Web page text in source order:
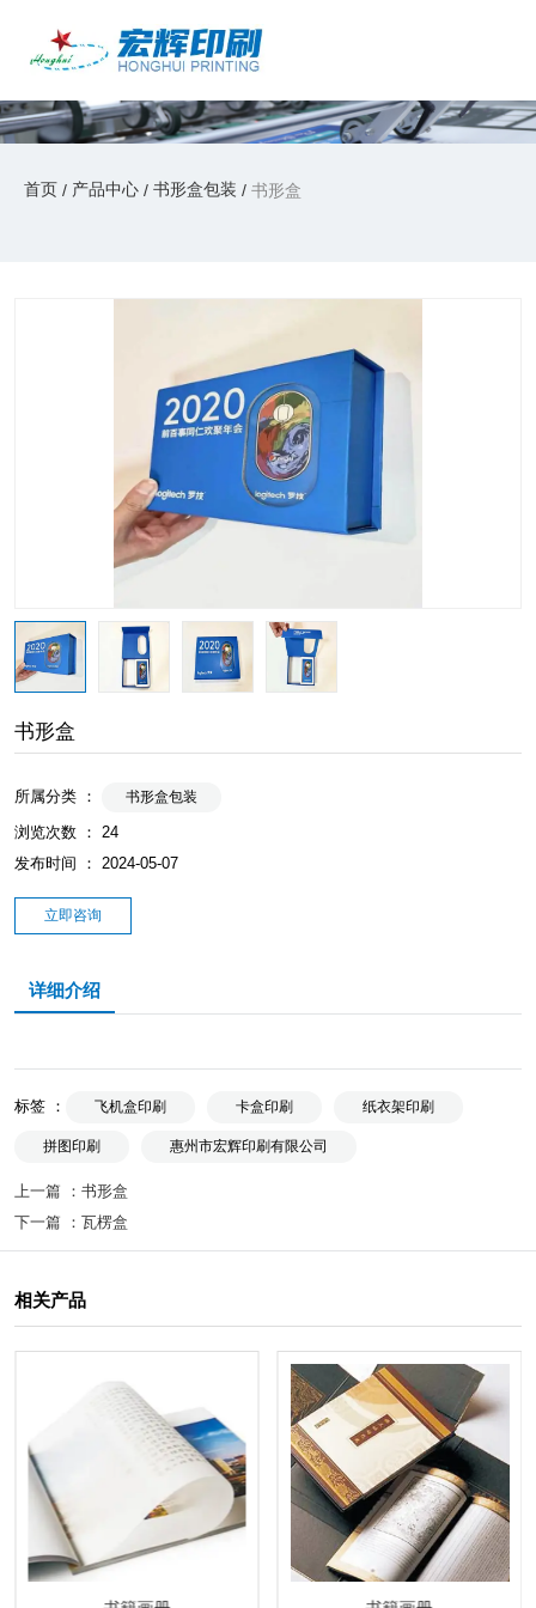
产品中心
首页/产品中心 /书形盒包装 /书形盒
产品中心
首页 / 产品中心 / 书形盒包装 / 书形盒
书形盒
所属分类 ： 书形盒包装
浏览次数 ： 24
发布时间 ： 2024-05-07
立即咨询
详细介绍
标签 ： 飞机盒印刷 卡盒印刷 纸衣架印刷
拼图印刷 惠州市宏辉印刷有限公司
上一篇 ： 书形盒
下一篇 ： 瓦楞盒
相关产品